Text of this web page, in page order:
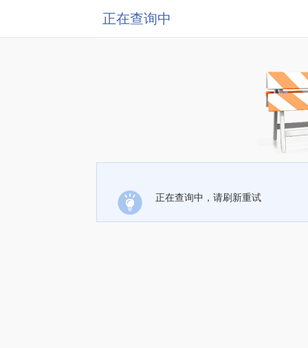
正在查询中
正在查询中，请刷新重试